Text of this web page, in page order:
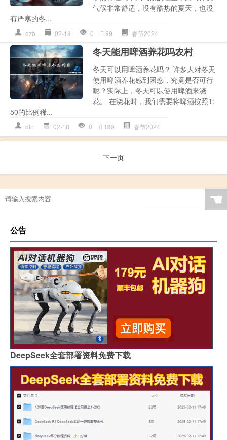
气候非常舒适，没有酷热的夏天，也没
有严寒的冬...
dzb 02-18 0 89 春节2024
冬天能用啤酒养花吗农村
冬天可以用啤酒养花吗？ 许多人对冬天
使用啤酒养花感到困惑，究竟是否可行
呢？实际上，冬天可以使用啤酒来浇
花。 在浇花时，我们需要将啤酒按照1:
50的比例稀...
dtn 02-18 0 189 春节2024
下一页
☚
公告
DeepSeek全套部署资料免费下载